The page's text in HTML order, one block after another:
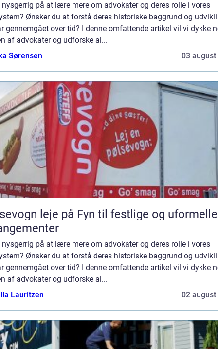
nysgerrig på at lære mere om advokater og deres rolle i vores
Ønsker du at forstå deres historiske baggrund og
gennemgået over tid? I denne omfattende artikel vil vi dykke
af advokater og udforske al...
Sørensen
03 august
leje på Fyn til festlige og uformelle
nysgerrig på at lære mere om advokater og deres rolle i vores
Ønsker du at forstå deres historiske baggrund og
gennemgået over tid? I denne omfattende artikel vil vi dykke
af advokater og udforske al...
Lauritzen
02 august